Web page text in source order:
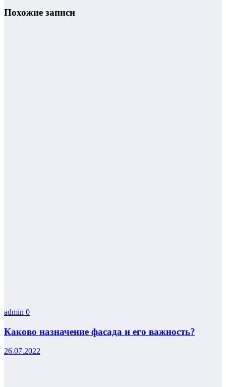
Похожие записи
admin 0
Каково назначение фасада и его важность?
26.07.2022